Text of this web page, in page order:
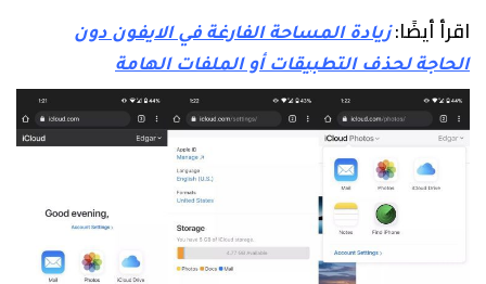
اقرأ أيضًا:زيادة المساحة الفارغة في الايفون دون
الحاجة لحذف التطبيقات أو الملفات الهامة